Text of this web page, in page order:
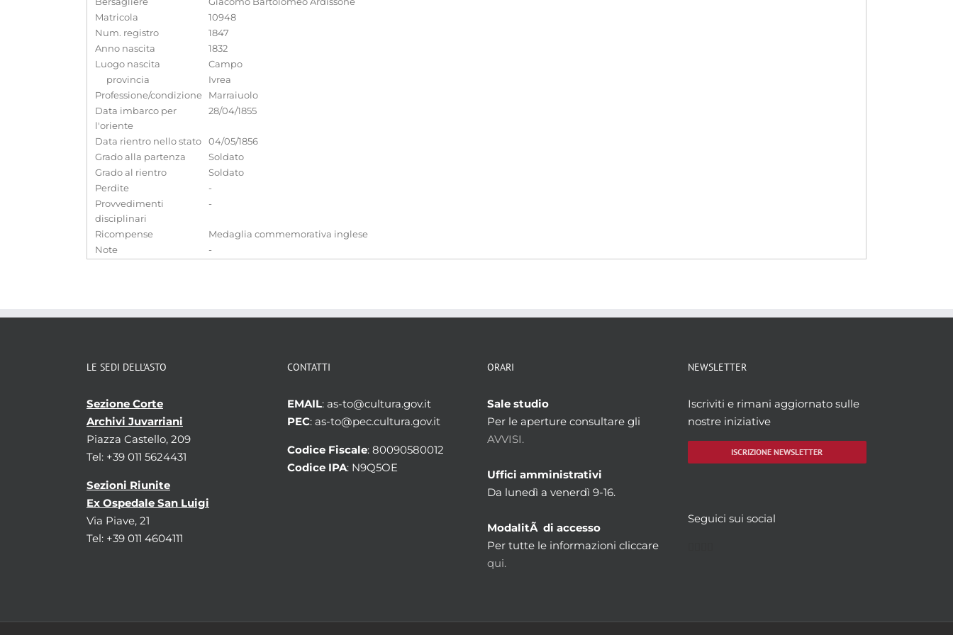
Matricola
10948
Num. registro
1847
Anno nascita
1832
Luogo nascita
Campo
provincia
Ivrea
Professione/condizione
Marraiuolo
Data imbarco per
l'oriente
28/04/1855
Data rientro nello stato
04/05/1856
Grado alla partenza
Soldato
Grado al rientro
Soldato
Perdite
-
Provvedimenti
disciplinari
-
Ricompense
Medaglia commemorativa inglese
Note
-
LE SEDI DELL’ASTO
Sezione Corte
Archivi Juvarriani
Piazza Castello, 209
Tel: +39 011 5624431
Sezioni Riunite
Ex Ospedale San Luigi
Via Piave, 21
Tel: +39 011 4604111
CONTATTI
EMAIL: as-to@cultura.gov.it
PEC: as-to@pec.cultura.gov.it
Codice Fiscale: 80090580012
Codice IPA: N9Q5OE
ORARI
Sale studio
Per le aperture consultare gli
AVVISI.
Uffici amministrativi
Da lunedì a venerdì 9-16.
ModalitÃ di accesso
Per tutte le informazioni cliccare
qui.
NEWSLETTER
Iscriviti e rimani aggiornato sulle
nostre iniziative
ISCRIZIONE NEWSLETTER
Seguici sui social